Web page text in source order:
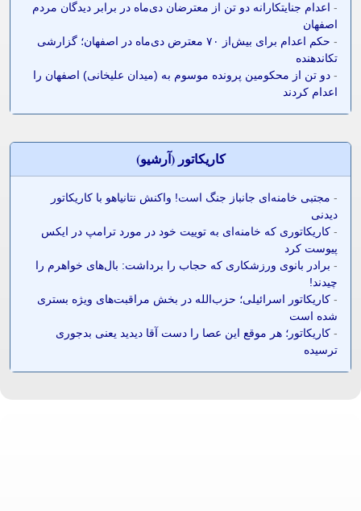
- اعدام جنایتکارانه دو تن از معترضان دی‌ماه در برابر دیدگان مردم
اصفهان
-
حکم اعدام برای بیش‌از ۷۰ معترض دی‌ماه در اصفهان؛ گزارشی
تکاندهنده
- دو تن از محکومین پرونده موسوم به (میدان علیخانی) اصفهان را
اعدام کردند
کاريکاتور (آرشيو)
- مجتبی خامنه‌ای جانباز جنگ است! واکنش نتانیاهو با کاریکاتور
دیدنی
- کاریکاتوری که خامنه‌ای به توییت خود در مورد ترامپ در ایکس
پیوست کرد
- برادر بانوی ورزشکاری که حجاب را برداشت: بال‌های خواهرم را
چیدند!
- کاریکاتور اسرائیلی؛ حزب‌الله در بخش مراقبت‌های ویژه بستری
شده است
- کاریکاتور؛ هر موقع این عصا را دست آقا دیدید یعنی بدجوری
ترسیده